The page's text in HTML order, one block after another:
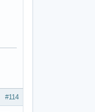
#114